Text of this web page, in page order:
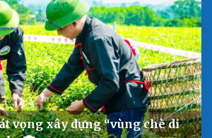
vọng xây dựng “vùng chè di